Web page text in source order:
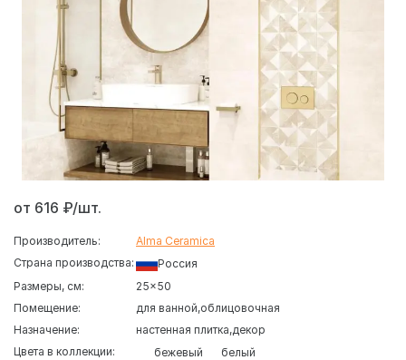
от 616 ₽/шт.
Производитель:
Alma Ceramica
Страна производства:
Россия
Размеры, см:
25x50
Помещение:
для ванной облицовочная
Назначение:
настенная плитка декор
Цвета в коллекции:
бежевый
белый